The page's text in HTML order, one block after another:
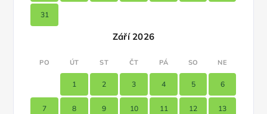
31
Září 2026
PO ÚT ST ČT PÁ SO NE
1 2 3 4 5 6
7 8 9 10 11 12 13